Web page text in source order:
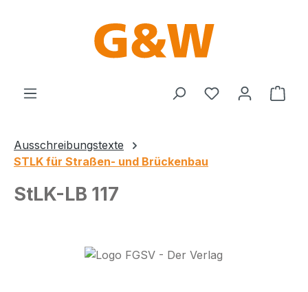
Du hast 0
Ausschreibungstexte
STLK für Straßen- und Brückenbau
StLK-LB 117
Bildergalerie überspringen